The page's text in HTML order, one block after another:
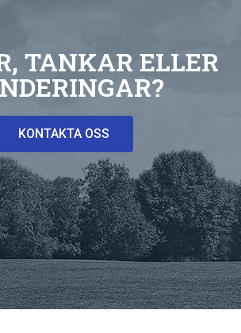
TANKAR ELLER
KONTAKTA OSS